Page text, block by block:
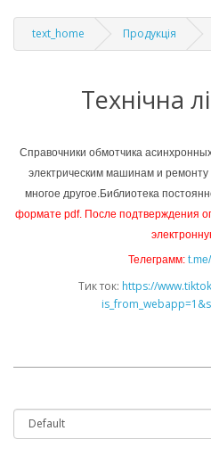
text_home Продукція
Технічна
Справочники обмотчика
электрическим машинам и
многое другое.Библиотека
формате pdf. После подтверждения
Телеграмм:
Тик ток: https://